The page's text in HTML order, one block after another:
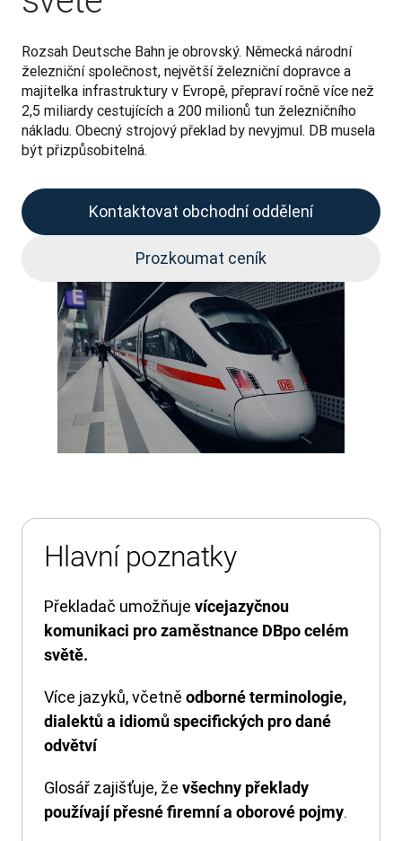
Rozsah Deutsche Bahn je obrovský. Německá národní
železniční společnost, největší železniční dopravce a
majitelka infrastruktury v Evropě, přepraví ročně více než
2,5 miliardy cestujících a 200 milionů tun železničního
nákladu. Obecný strojový překlad by nevyjmul. DB musela
být přizpůsobitelná.
Kontaktovat obchodní oddělení
Prozkoumat ceník
Hlavní poznatky
Překladač umožňuje vícejazyčnou
komunikaci pro zaměstnance DBpo celém
světě.
Více jazyků, včetně odborné terminologie,
dialektů a idiomů specifických pro dané
odvětví
Glosář zajišťuje, že všechny překlady
používají přesné firemní a oborové pojmy.